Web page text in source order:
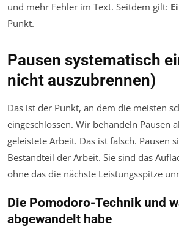
und mehr Fehler im Text. Seitdem gilt:
Punkt.
Pausen systematisch
nicht auszubrennen)
Das ist der Punkt, an dem die meisten
eingeschlossen. Wir behandeln Pausen
geleistete Arbeit. Das ist falsch. Pausen
Bestandteil der Arbeit. Sie sind das
ohne das die nächste Leistungsspitze
Die Pomodoro-Technik und
abgewandelt habe